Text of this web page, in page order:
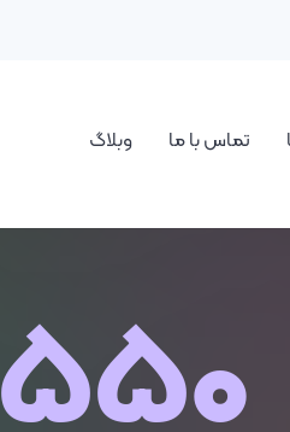
تماس با ما وبلاگ
550